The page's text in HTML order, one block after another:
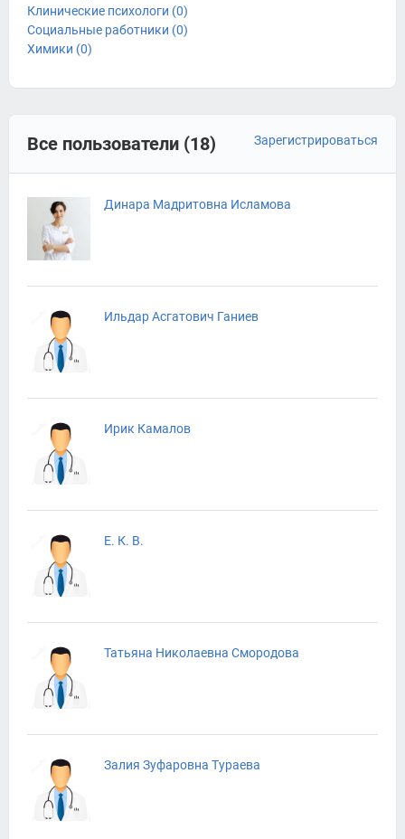
Клинические психологи (0)
Социальные работники (0)
Химики (0)
Все пользователи (18) Зарегистрироваться
Динара Мадритовна Исламова
Ильдар Асгатович Ганиев
Ирик Камалов
Е. К. В.
Татьяна Николаевна Смородова
Залия Зуфаровна Тураева